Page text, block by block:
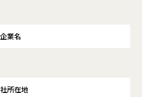
企業名
所在地